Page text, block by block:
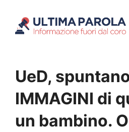
UeD,
IMMAGINI di
un bambino.